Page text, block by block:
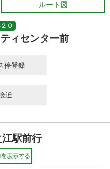
ルート図
０
ィセンター前
停登録
近
駅前行